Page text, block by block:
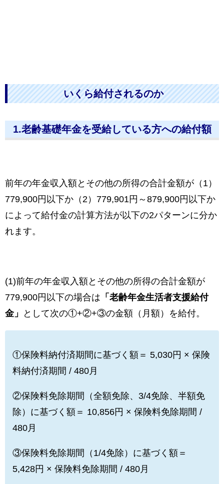
いくら給付されるのか
1.老齢基礎年金を受給している方への給付額
前年の年金収入額とその他の所得の合計金額が（1）
779,900円以下か（2）779,901円～879,900円以下か
によって給付金の計算方法が以下の2パターンに分か
れます。
(1)前年の年金収入額とその他の所得の合計金額が
779,900円以下の場合は 「老齢年金生活者支援給付
金」
として次の①+②+③の金額（月額）を給付。
①保険料納付済期間に基づく額＝ 5,030円 × 保険
料納付済期間 / 480月
②保険料免除期間（全額免除、3/4免除、半額免
除）に基づく額＝ 10,856円 × 保険料免除期間 /
480月
③保険料免除期間（1/4免除）に基づく額＝
5,428円 × 保険料免除期間 / 480月